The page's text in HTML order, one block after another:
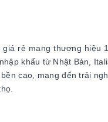
rẻ mang thương hiệu
khẩu từ Nhật Bản,
cao, mang đến trải